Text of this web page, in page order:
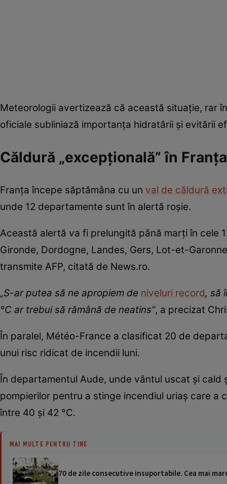
Meteorologii avertizează că această situaţie, rar
oficiale subliniază importanţa hidratării şi evitării
Căldură „excepțională” în Franța
Franţa începe săptămâna cu un val de căldură
unde 12 departamente sunt în alertă roşie.
Această alertă va fi prelungită până marţi în cele
Gironde, Dordogne, Landes, Gers, Lot-et-
transmite AFP, citată de News.ro.
„S-ar putea să ne apropiem de niveluri record, să
°C ar trebui să rămână de neatins”, a precizat
În paralel, Météo-France a clasificat 20 de
unui risc ridicat de incendii luni.
În departamentul Aude, unde vântul uscat şi cald
pompierilor pentru a stinge incendiul uriaş care a
între 40 şi 42 °C.
MAI MULTE PENTRU TINE
70 de zile consecutive insuportabile. Cea mai